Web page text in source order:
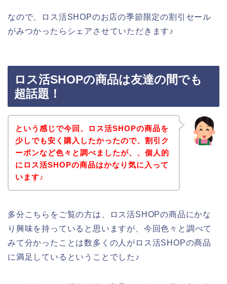
なので、ロス活SHOPのお店の季節限定の割引セール
がみつかったらシェアさせていただきます♪
ロス活SHOPの商品は友達の間でも
超話題！
という感じで今回、ロス活SHOPの商品を
少しでも安く購入したかったので、割引ク
ーポンなど色々と調べましたが、、個人的
にロス活SHOPの商品はかなり気に入って
います♪
多分こちらをご覧の方は、ロス活SHOPの商品にかな
り興味を持っていると思いますが、今回色々と調べて
みて分かったことは数多くの人がロス活SHOPの商品
に満足しているということでした♪